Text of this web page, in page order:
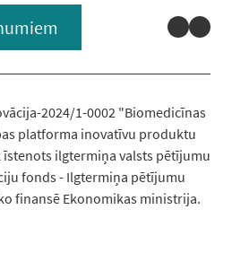
2024/1-0002 "Biomedicīnas
platforma inovatīvu produktu
ilgtermiņa valsts pētījumu
fonds - Ilgtermiņa pētījumu
finansē Ekonomikas ministrija.